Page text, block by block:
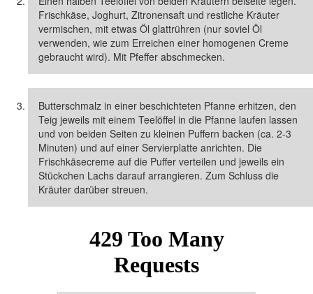
Frischkäse, Joghurt, Zitronensaft und restliche Kräuter
vermischen, mit etwas Öl glattrühren (nur soviel Öl
verwenden, wie zum Erreichen einer homogenen Creme
gebraucht wird). Mit Pfeffer abschmecken.
Butterschmalz in einer beschichteten Pfanne erhitzen, den
Teig jeweils mit einem Teelöffel in die Pfanne laufen lassen
und von beiden Seiten zu kleinen Puffern backen (ca. 2-3
Minuten) und auf einer Servierplatte anrichten. Die
Frischkäsecreme auf die Puffer verteilen und jeweils ein
Stückchen Lachs darauf arrangieren. Zum Schluss die
Kräuter darüber streuen.